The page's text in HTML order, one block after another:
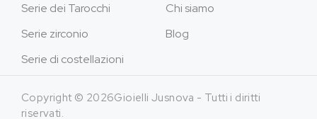
Serie dei Tarocchi
Serie zirconio
Serie di costellazioni
Chi siamo
Blog
Copyright © 2026Gioielli Jusnova - Tutti i diritti
riservati.